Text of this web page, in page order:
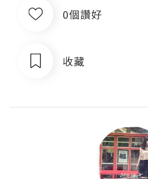
0個讚好
收藏